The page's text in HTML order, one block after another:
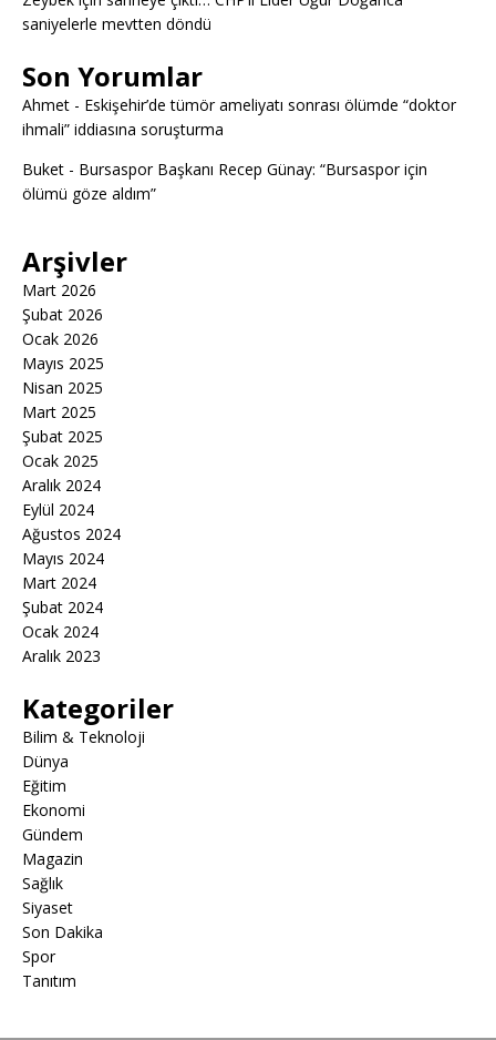
saniyelerle mevtten döndü
Son Yorumlar
Ahmet - Eskişehir’de tümör ameliyatı sonrası ölümde “doktor
ihmali” iddiasına soruşturma
Buket - Bursaspor Başkanı Recep Günay: “Bursaspor için
ölümü göze aldım”
Arşivler
Mart 2026
Şubat 2026
Ocak 2026
Mayıs 2025
Nisan 2025
Mart 2025
Şubat 2025
Ocak 2025
Aralık 2024
Eylül 2024
Ağustos 2024
Mayıs 2024
Mart 2024
Şubat 2024
Ocak 2024
Aralık 2023
Kategoriler
Bilim & Teknoloji
Dünya
Eğitim
Ekonomi
Gündem
Magazin
Sağlık
Siyaset
Son Dakika
Spor
Tanıtım